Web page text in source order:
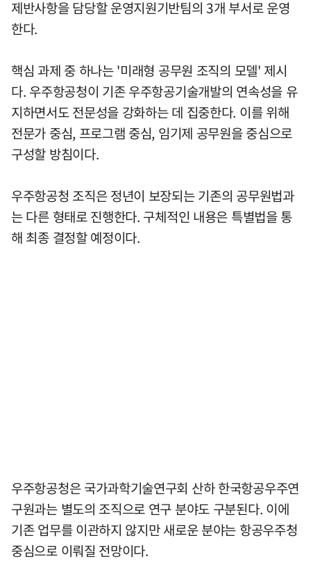
제반사항을 담당할 운영지원기반팀의 3개 부서로 운영
한다.
핵심 과제 중 하나는 '미래형 공무원 조직의 모델' 제시
다. 우주항공청이 기존 우주항공기술개발의 연속성을 유
지하면서도 전문성을 강화하는 데 집중한다. 이를 위해
전문가 중심, 프로그램 중심, 임기제 공무원을 중심으로
구성할 방침이다.
우주항공청 조직은 정년이 보장되는 기존의 공무원법과
는 다른 형태로 진행한다. 구체적인 내용은 특별법을 통
해 최종 결정할 예정이다.
우주항공청은 국가과학기술연구회 산하 한국항공우주연
구원과는 별도의 조직으로 연구 분야도 구분된다. 이에
기존 업무를 이관하지 않지만 새로운 분야는 항공우주청
중심으로 이뤄질 전망이다.